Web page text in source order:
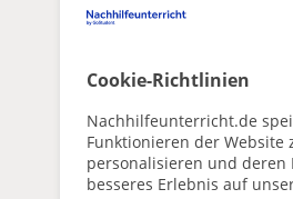
Cookie-Richtlinien
Nachhilfeunterricht.de
Funktionieren der Website
personalisieren und deren
besseres Erlebnis auf